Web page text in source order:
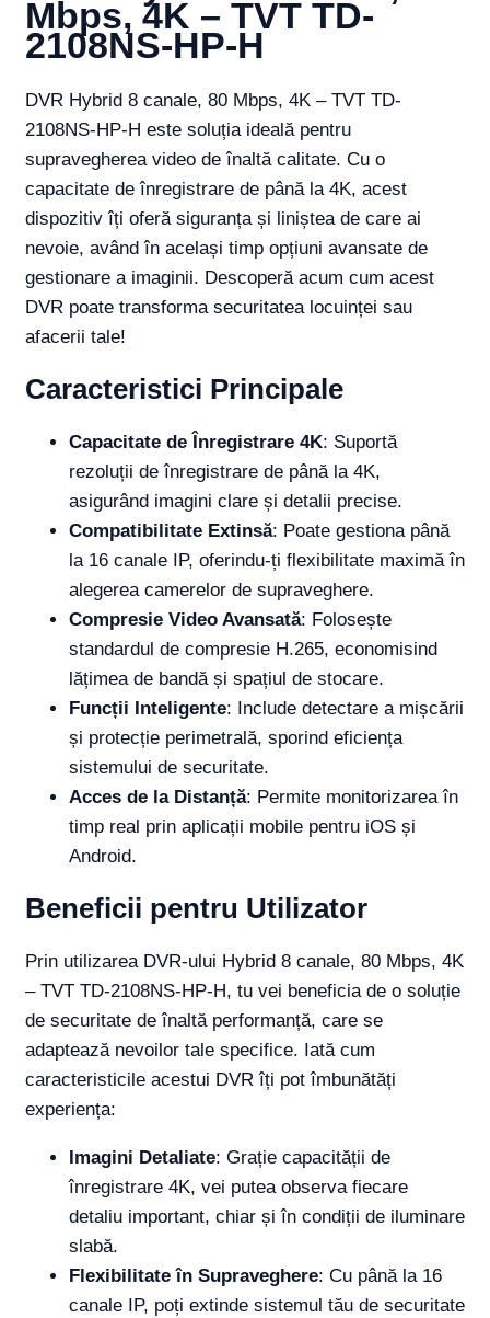
Mbps, 4K – TVT TD-
2108NS-HP-H
DVR Hybrid 8 canale, 80 Mbps, 4K – TVT TD-
2108NS-HP-H este soluția ideală pentru
supravegherea video de înaltă calitate. Cu o
capacitate de înregistrare de până la 4K, acest
dispozitiv îți oferă siguranța și liniștea de care ai
nevoie, având în același timp opțiuni avansate de
gestionare a imaginii. Descoperă acum cum acest
DVR poate transforma securitatea locuinței sau
afacerii tale!
Caracteristici Principale
Capacitate de Înregistrare 4K: Suportă
rezoluții de înregistrare de până la 4K,
asigurând imagini clare și detalii precise.
Compatibilitate Extinsă: Poate gestiona până
la 16 canale IP, oferindu-ți flexibilitate maximă în
alegerea camerelor de supraveghere.
Compresie Video Avansată: Folosește
standardul de compresie H.265, economisind
lățimea de bandă și spațiul de stocare.
Funcții Inteligente: Include detectare a mișcării
și protecție perimetrală, sporind eficiența
sistemului de securitate.
Acces de la Distanță: Permite monitorizarea în
timp real prin aplicații mobile pentru iOS și
Android.
Beneficii pentru Utilizator
Prin utilizarea DVR-ului Hybrid 8 canale, 80 Mbps, 4K
– TVT TD-2108NS-HP-H, tu vei beneficia de o soluție
de securitate de înaltă performanță, care se
adaptează nevoilor tale specifice. Iată cum
caracteristicile acestui DVR îți pot îmbunătăți
experiența:
Imagini Detaliate: Grație capacității de
înregistrare 4K, vei putea observa fiecare
detaliu important, chiar și în condiții de iluminare
slabă.
Flexibilitate în Supraveghere: Cu până la 16
canale IP, poți extinde sistemul tău de securitate